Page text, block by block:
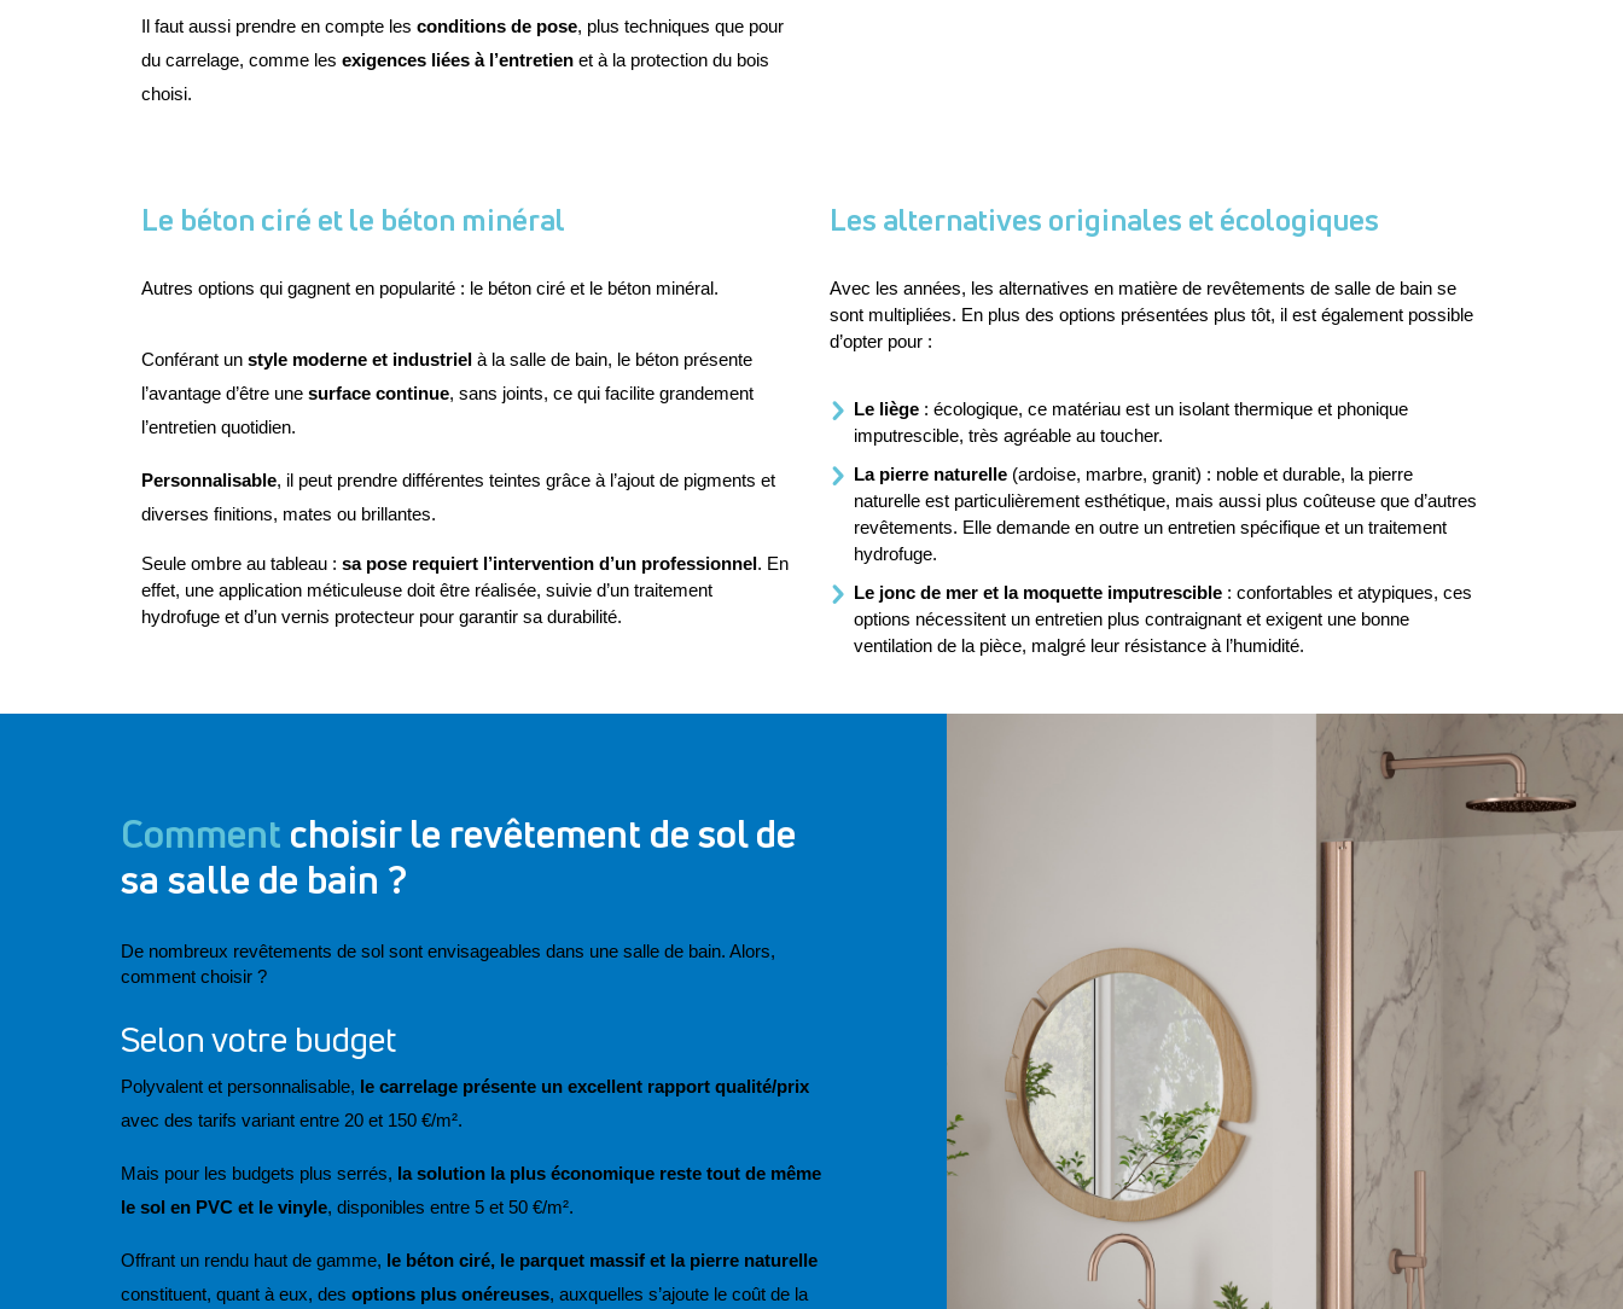
Il faut aussi prendre en compte les conditions de pose, plus techniques que pour
du carrelage, comme les exigences liées à l’entretien et à la protection du bois
choisi.
Le béton ciré et le béton minéral Les alternatives originales et écologiques
Autres options qui gagnent en popularité : le béton ciré et le béton minéral.
Conférant un style moderne et industriel à la salle de bain, le béton présente
l’avantage d’être une surface continue, sans joints, ce qui facilite grandement
l’entretien quotidien.
Personnalisable, il peut prendre différentes teintes grâce à l’ajout de pigments et
diverses finitions, mates ou brillantes.
Seule ombre au tableau : sa pose requiert l’intervention d’un professionnel. En
effet, une application méticuleuse doit être réalisée, suivie d’un traitement
hydrofuge et d’un vernis protecteur pour garantir sa durabilité.
Avec les années, les alternatives en matière de revêtements de salle de bain se
sont multipliées. En plus des options présentées plus tôt, il est également possible
d’opter pour :
Le liège : écologique, ce matériau est un isolant thermique et phonique
imputrescible, très agréable au toucher.
La pierre naturelle (ardoise, marbre, granit) : noble et durable, la pierre
naturelle est particulièrement esthétique, mais aussi plus coûteuse que d’autres
revêtements. Elle demande en outre un entretien spécifique et un traitement
hydrofuge.
Le jonc de mer et la moquette imputrescible : confortables et atypiques, ces
options nécessitent un entretien plus contraignant et exigent une bonne
ventilation de la pièce, malgré leur résistance à l’humidité.
Comment choisir le revêtement de sol de
sa salle de bain ?
De nombreux revêtements de sol sont envisageables dans une salle de bain. Alors,
comment choisir ?
Selon votre budget
Polyvalent et personnalisable, le carrelage présente un excellent rapport qualité/prix
avec des tarifs variant entre 20 et 150 €/m².
Mais pour les budgets plus serrés, la solution la plus économique reste tout de même
le sol en PVC et le vinyle, disponibles entre 5 et 50 €/m².
Offrant un rendu haut de gamme, le béton ciré, le parquet massif et la pierre naturelle
constituent, quant à eux, des options plus onéreuses, auxquelles s’ajoute le coût de la